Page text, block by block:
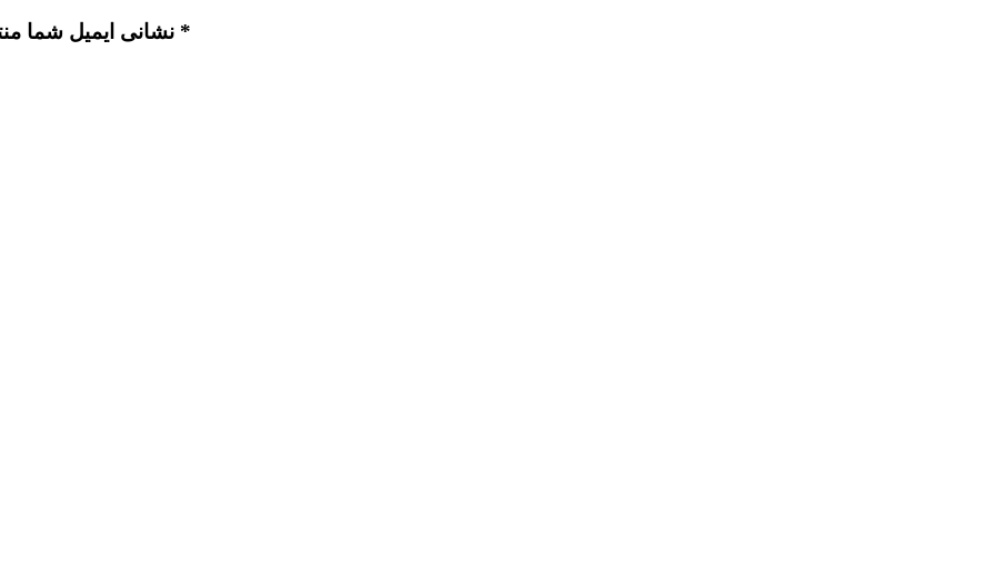
نشانی ایمیل شما منتشر نخواهد شد. بخش‌های موردنیاز علامت‌گذاری شده‌اند *